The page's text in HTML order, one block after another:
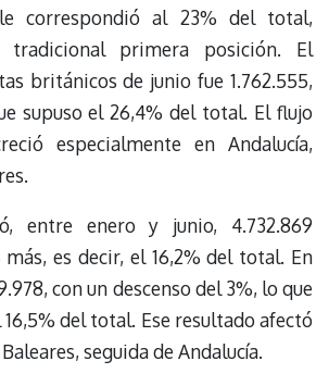
correspondió al 23% del total,
tradicional primera posición. El
británicos de junio fue 1.762.555,
supuso el 26,4% del total. El flujo
especialmente en Andalucía,
entre enero y junio, 4.732.869
más, es decir, el 16,2% del total. En
con un descenso del 3%, lo que
del total. Ese resultado afectó
seguida de Andalucía.